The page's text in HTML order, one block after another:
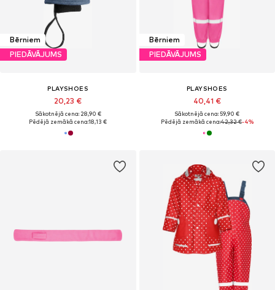
Bērniem
PIEDĀVĀJUMS
PLAYSHOES
20,23 €
Sākotnējā cena: 28,90 €
Pēdējā zemākā cena:18,13 €
Bērniem
PIEDĀVĀJUMS
PLAYSHOES
40,41 €
Sākotnējā cena: 59,90 €
Pēdējā zemākā cena:42,32 €-4%